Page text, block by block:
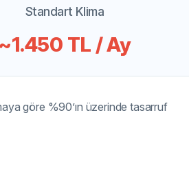
Standart Klima
~1.450 TL / Ay
göre %90’ın üzerinde tasarruf